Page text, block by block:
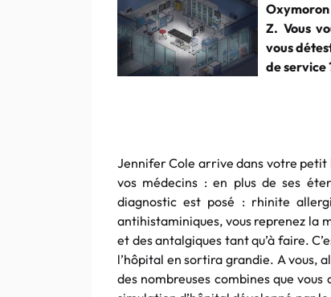
Z. Vous
vous
de service
Jennifer Cole arrive dans votre
vos médecins : en plus de ses
diagnostic est posé : rhinite
antihistaminiques, vous reprenez la
et des antalgiques tant qu’à faire.
l’hôpital en sortira grandie. A vous,
des nombreuses combines que